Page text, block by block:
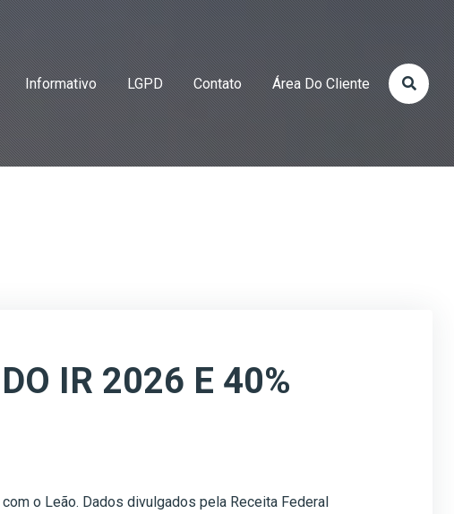
Informativo LGPD Contato Área Do Cliente
IR 2026 E 40%
o Leão. Dados divulgados pela Receita Federal